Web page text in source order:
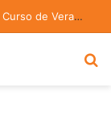
La convivencia familiar marca el cierre del Curso de Verano de Escuelas Aztecas